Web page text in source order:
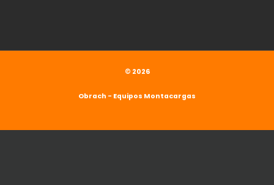
© 2026
Obrach - Equipos Montacargas